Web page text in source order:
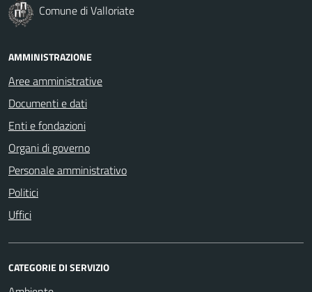
Comune di Valloriate
AMMINISTRAZIONE
Aree amministrative
Documenti e dati
Enti e fondazioni
Organi di governo
Personale amministrativo
Politici
Uffici
CATEGORIE DI SERVIZIO